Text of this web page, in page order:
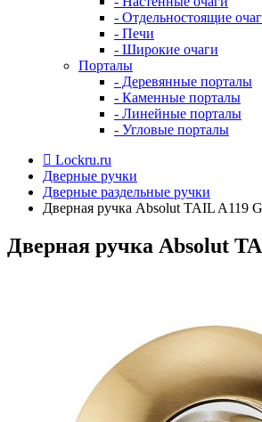
- Отдельностоящие
- Печи
- Широкие очаги
Порталы
- Деревянные порталы
- Каменные порталы
- Линейные порталы
- Угловые порталы
Lockru.ru
Дверные ручки
Дверные раздельные ручки
Дверная ручка Absolut TAIL A119
Дверная ручка Absolut